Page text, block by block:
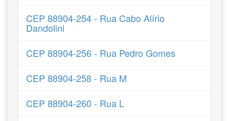
CEP 88904-254 - Rua Cabo Alírio
Dandolini
CEP 88904-256 - Rua Pedro Gomes
CEP 88904-258 - Rua M
CEP 88904-260 - Rua L